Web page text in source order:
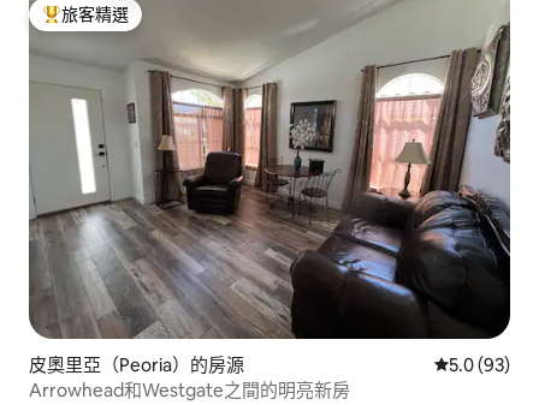
旅客精選榜首
旅客精選
皮奧里亞（Peoria）的房源 從 93 則評
5.0 (93)
Arrowhead和Westgate之間的明亮新房